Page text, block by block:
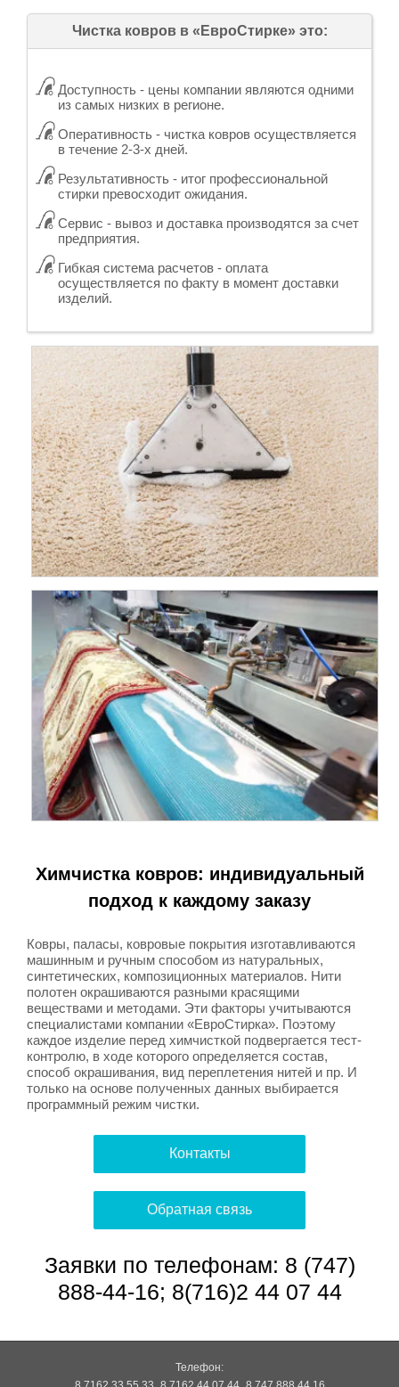
Чистка ковров в «ЕвроСтирке» это:
Доступность - цены компании являются одними
из самых низких в регионе.
Оперативность - чистка ковров осуществляется
в течение 2-3-х дней.
Результативность - итог профессиональной
стирки превосходит ожидания.
Сервис - вывоз и доставка производятся за счет
предприятия.
Гибкая система расчетов - оплата
осуществляется по факту в момент доставки
изделий.
Химчистка ковров: индивидуальный
подход к каждому заказу
Ковры, паласы, ковровые покрытия изготавливаются
машинным и ручным способом из натуральных,
синтетических, композиционных материалов. Нити
полотен окрашиваются разными красящими
веществами и методами. Эти факторы учитываются
специалистами компании «ЕвроСтирка». Поэтому
каждое изделие перед химчисткой подвергается тест-
контролю, в ходе которого определяется состав,
способ окрашивания, вид переплетения нитей и пр. И
только на основе полученных данных выбирается
программный режим чистки.
Контакты
Обратная связь
Заявки по телефонам: 8 (747)
888-44-16; 8(716)2 44 07 44
Телефон: